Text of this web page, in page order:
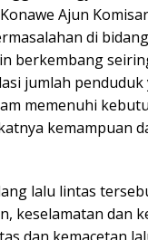
Ajun
di
berkembang
jumlah
memenuhi
kemampuan
lalu lintas
keselamatan dan